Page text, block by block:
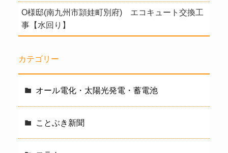
O様邸(南九州市頴娃町別府) エコキュート交換工
事【水回り】
カテゴリー
オール電化・太陽光発電・蓄電池
ことぶき新聞